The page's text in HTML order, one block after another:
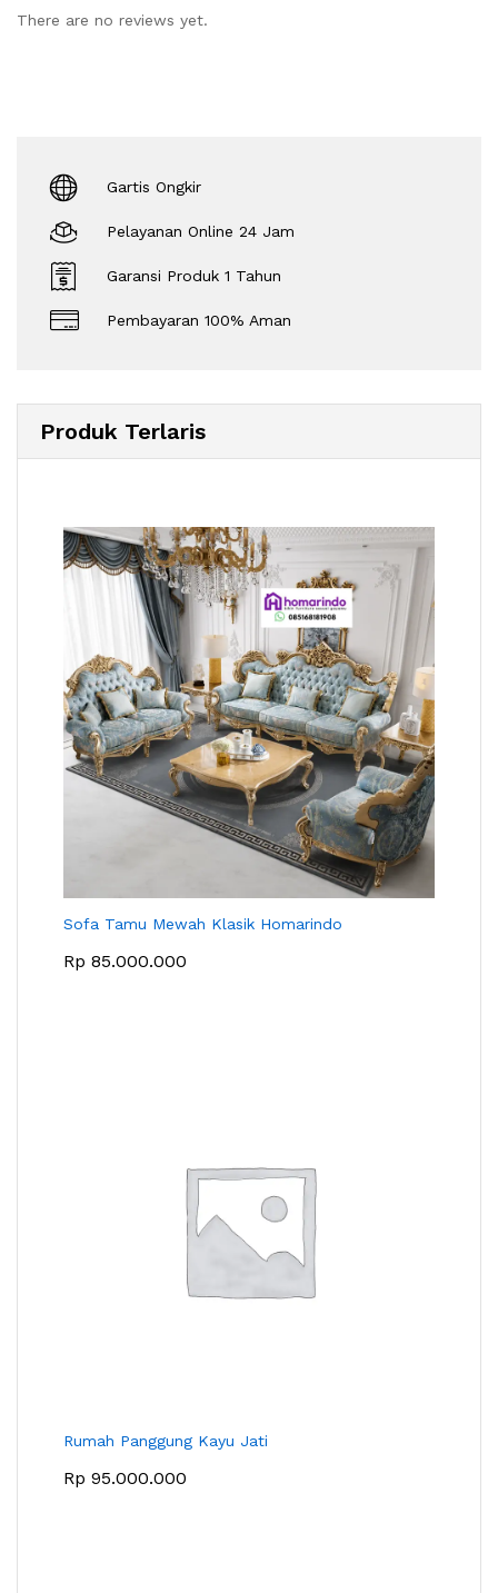
There are no reviews yet.
Gartis Ongkir
Pelayanan Online 24 Jam
Garansi Produk 1 Tahun
Pembayaran 100% Aman
Produk Terlaris
Sofa Tamu Mewah Klasik Homarindo
Rp 85.000.000
Rumah Panggung Kayu Jati
Rp 95.000.000